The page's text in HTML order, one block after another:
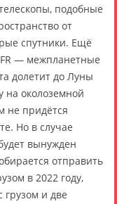
подобные
от
спутники. Ещё
— межпланетные
долетит до Луны
на околоземной
не придётся
Но в случае
вынужден
отправить
в 2022 году,
и две